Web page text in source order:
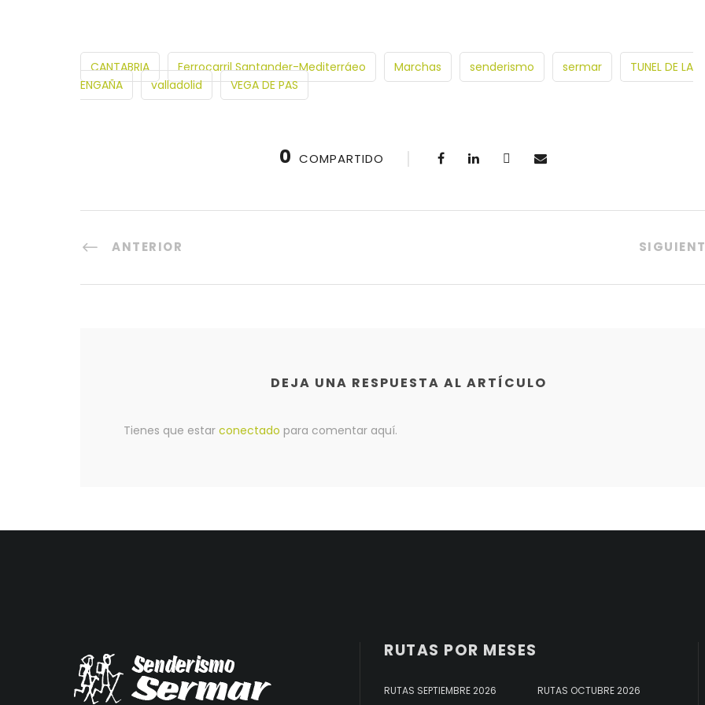
CANTABRIA Ferrocarril Santander-Mediterráeo Marchas senderismo sermar
TUNEL DE LA
ENGAÑA
valladolid VEGA DE PAS
0 COMPARTIDO
ANTERIOR
DEJA UNA RESPUESTA AL ARTÍCULO
Tienes que estar conectado para comentar aquí.
RUTAS POR MESES
RUTAS SEPTIEMBRE 2026 RUTAS OCTUBRE 2026